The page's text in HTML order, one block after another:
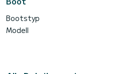
Bootstyp
Modell